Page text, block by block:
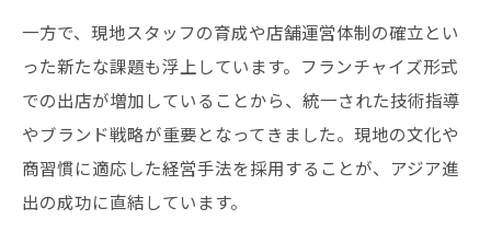
一方で、現地スタッフの育成や店舗運営体制の確立とい
った新たな課題も浮上しています。フランチャイズ形式
での出店が増加していることから、統一された技術指導
やブランド戦略が重要となってきました。現地の文化や
商習慣に適応した経営手法を採用することが、アジア進
出の成功に直結しています。